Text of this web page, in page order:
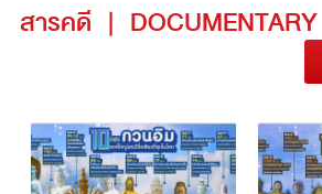
สารคดี | DOCUMENTARY